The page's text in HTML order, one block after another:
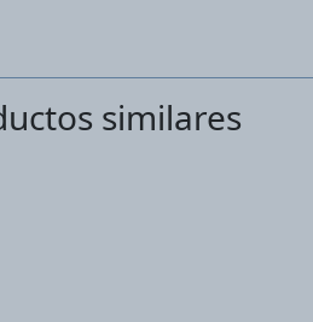
similares